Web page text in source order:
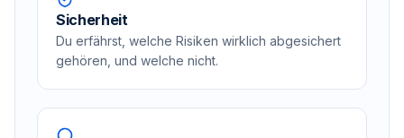
Sicherheit
Du erfährst, welche Risiken wirklich abgesichert
gehören, und welche nicht.